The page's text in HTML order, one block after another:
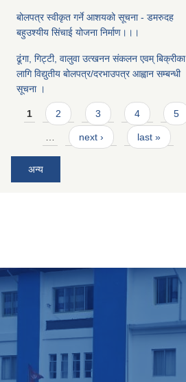
बोलपत्र स्वीकृत गर्ने आशयको सूचना - डमरुदह
बहुउश्यीय सिंचाई योजना निर्माण।।।
ढूंगा, गिट्टी, वालुवा उत्खनन संकलन एवम् बिक्रीका
लागि विद्युतीय बोलपत्र/दरभाउपत्र आह्वान सम्बन्धी
सूचना ।
Pages
1 2 3 4 5
next › last »
अन्य